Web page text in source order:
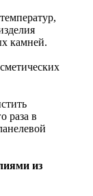
камней.
раза в
из